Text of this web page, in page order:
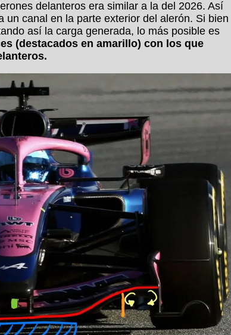
delanteros era similar a la del 2026. Así
canal en la parte exterior del alerón. Si bien
así la carga generada, lo más posible es
(destacados en amarillo) con los que